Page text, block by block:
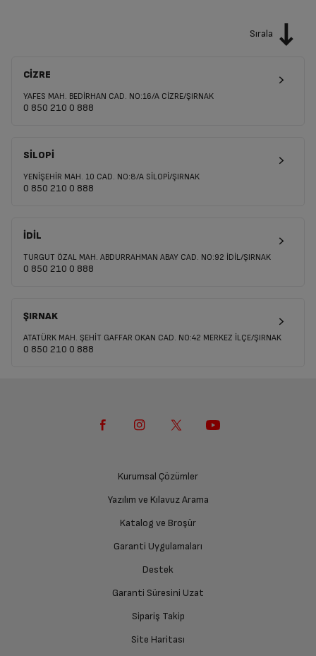
Sırala
CİZRE
YAFES MAH. BEDİRHAN CAD. NO:16/A CİZRE/ŞIRNAK
0 850 210 0 888
SİLOPİ
YENİŞEHİR MAH. 10 CAD. NO:8/A SİLOPİ/ŞIRNAK
0 850 210 0 888
İDİL
TURGUT ÖZAL MAH. ABDURRAHMAN ABAY CAD. NO:92 İDİL/ŞIRNAK
0 850 210 0 888
ŞIRNAK
ATATÜRK MAH. ŞEHİT GAFFAR OKAN CAD. NO:42 MERKEZ İLÇE/ŞIRNAK
0 850 210 0 888
Kurumsal Çözümler
Yazılım ve Kılavuz Arama
Katalog ve Broşür
Garanti Uygulamaları
Destek
Garanti Süresini Uzat
Sipariş Takip
Site Haritası